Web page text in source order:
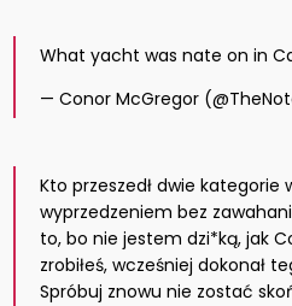
What yacht was nate on in
— Conor McGregor
Kto przeszedł dwie kategorie
wyprzedzeniem bez
to, bo nie jestem dzi*ką, jak
zrobiłeś, wcześniej dokonał
Spróbuj znowu nie zostać